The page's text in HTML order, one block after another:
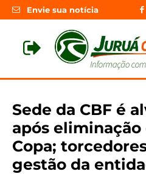
Envie sua notícia
Sede da CBF é
após eliminação
Copa;
gestão da